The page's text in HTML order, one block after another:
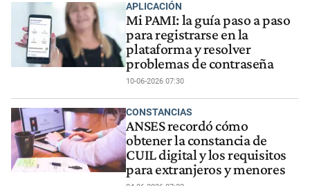
APLICACIÓN
Mi PAMI: la guía paso a paso
para registrarse en la
plataforma y resolver
problemas de contraseña
10-06-2026 07:30
CONSTANCIAS
ANSES recordó cómo
obtener la constancia de
CUIL digital y los requisitos
para extranjeros y menores